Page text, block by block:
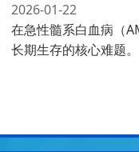
2026-01-22
在急性髓系白血病（
长期生存的核心难题。